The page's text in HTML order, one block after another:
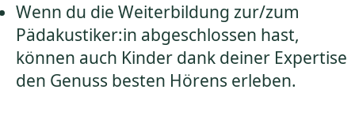
Wenn du die Weiterbildung zur/zum
Pädakustiker:in abgeschlossen hast,
können auch Kinder dank deiner Expertise
den Genuss besten Hörens erleben.